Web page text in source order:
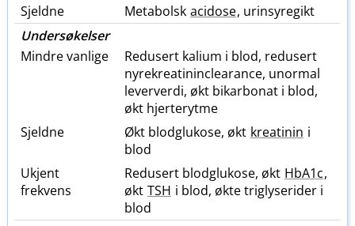
Sjeldne Metabolsk acidose, urinsyregikt
Undersøkelser
Mindre vanlige
Redusert kalium i blod, redusert
nyrekreatininclearance, unormal
leververdi, økt bikarbonat i blod,
økt hjerterytme
Sjeldne
Økt blodglukose, økt kreatinin i
blod
Ukjent
frekvens
Redusert blodglukose, økt HbA1c,
økt TSH i blod, økte triglyserider i
blod